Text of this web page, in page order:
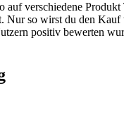
auf verschiedene
Nur so wirst du den Kauf
positiv bewerten